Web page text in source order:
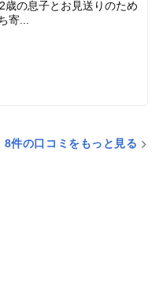
れて遊べる遊具がいくつか
特に用がなくても、乗り物
8件の口コミをもっと見る